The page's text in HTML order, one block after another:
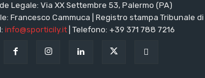
Legale: Via XX Settembre 53, Palermo (PA)
Francesco Cammuca | Registro stampa Tribunale
info@sporticily.it | Telefono:+39 371 788 7216